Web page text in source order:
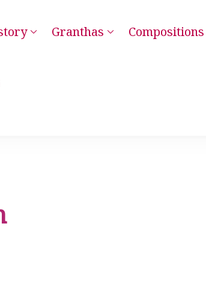
Guru Parampara Smaranam
Granthas Compositions